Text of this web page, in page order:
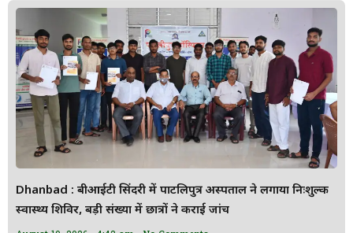
Dhanbad : बीआईटी सिंदरी में पाटलिपुत्र अस्पताल ने लगाया निःशुल्क
स्वास्थ्य शिविर, बड़ी संख्या में छात्रों ने कराई जांच